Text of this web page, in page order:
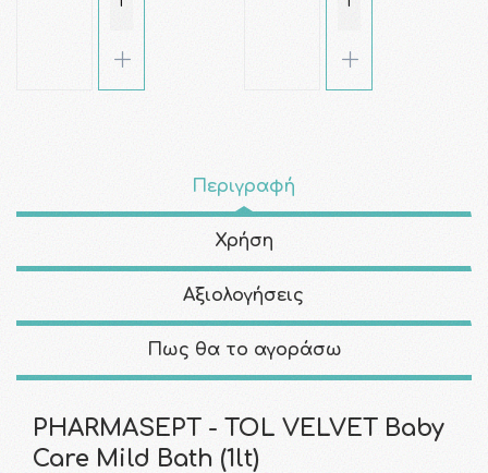
Περιγραφή
Χρήση
Αξιολογήσεις
Πως θα το αγοράσω
PHARMASEPT - TOL VELVET Baby
Care Mild Bath (1lt)